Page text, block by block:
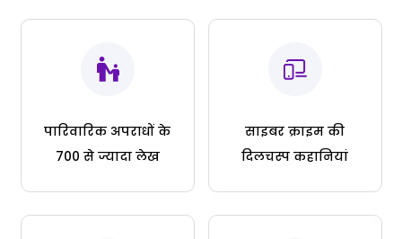
पारिवारिक अपराधों के
700 से ज्यादा लेख
साइबर क्राइम की
दिलचस्प कहानियां